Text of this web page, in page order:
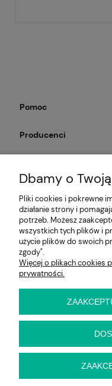
Pomoc
Producenci
Informacje
E-KRZESŁO
Biuro handlowe (bez
kontakt przed wizytą
ul. Cynamonowa 2,
woj. dolnośląskie
22 22 82 046,
biuro@e-krzeslo.com.pl
Dbamy o
Pliki cookies i pokrewne
działanie strony i
potrzeb. Możesz
wszystkich tych plików i
użycie plików do swoich
zgody".
Więcej o plikach cookies
prywatności.